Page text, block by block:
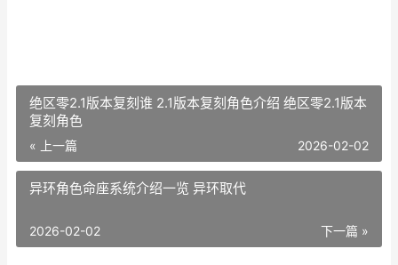
绝区零2.1版本复刻谁 2.1版本复刻角色介绍 绝区零2.1版本
复刻角色
« 上一篇 2026-02-02
异环角色命座系统介绍一览 异环取代
下一篇 »
2026-02-02